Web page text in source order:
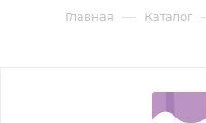
Главная — Каталог